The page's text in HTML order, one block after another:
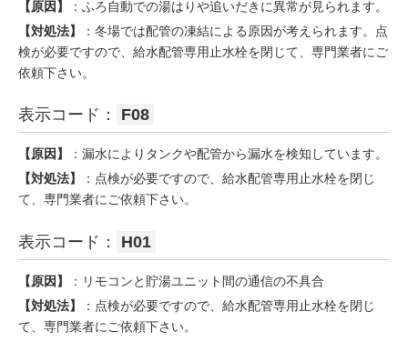
【原因】
：ふろ自動での湯はりや追いだきに異常が見られます。
【対処法】
：冬場では配管の凍結による原因が考えられます。点
検が必要ですので、給水配管専用止水栓を閉じて、専門業者にご
依頼下さい。
表示コード： F08
【原因】
：漏水によりタンクや配管から漏水を検知しています。
【対処法】
：点検が必要ですので、給水配管専用止水栓を閉じ
て、専門業者にご依頼下さい。
表示コード： H01
【原因】
：リモコンと貯湯ユニット間の通信の不具合
【対処法】
：点検が必要ですので、給水配管専用止水栓を閉じ
て、専門業者にご依頼下さい。